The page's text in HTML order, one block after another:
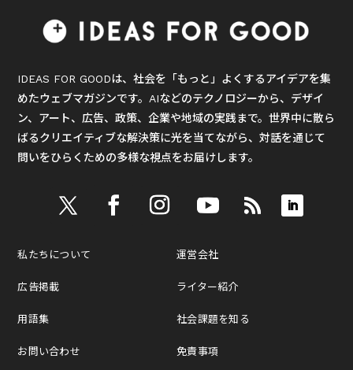
IDEAS FOR GOODは、社会を「もっと」よくするアイデアを集
めたウェブマガジンです。AIなどのテクノロジーから、デザイ
ン、アート、広告、政策、企業や地域の実践まで。世界中に散ら
ばるクリエイティブな解決策に光を当てながら、対話を通じて
問いをひらくための多様な視点をお届けします。
私たちについて
広告掲載
用語集
お問い合わせ
運営会社
ライター紹介
社会課題を知る
免責事項